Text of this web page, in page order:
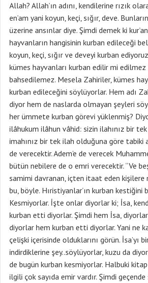
Allah? Allah’ın adını, kendilerine rızık
en’am yani koyun, keçi, sığır, deve.
üzerine ansınlar diye. Şimdi demek ki
hayvanların hangisinin kurban edileceği
koyun, keçi, sığır ve deveyi kurban
kümes hayvanları kurban edilir mi edilmez
bahsedilemez. Mesela Zahiriler, kümes
kurban edileceğini söylüyorlar. Hem adı
diyor hem de naslarda olmayan şeyleri
her ümmete kurban görevi yüklenmiş?
ilâhukum ilâhun vâhid: sizin ilahınız bir tek
imahınız bir tek ilah olduğuna göre tabiki
de verecektir. Adem’e de verecek
bütün nebilere de o emri verecektir. “Ve
samimi davranan, içten itaat eden kişilere
bu, böyle. Hıristiyanlar’ın kurban kestiğini
Kesmiyorlar. İşte onlar diyorlar ki; İsa,
kurban etti diyorlar. Şimdi hem İsa,
diyorlar hem kurban etti diyorlar. Yani ne
çelişki içerisinde olduklarını görün. İsa’yı
indirdiklerine şey..söylüyorlar, kuzu da
de bugün kurban kesmiyorlar. Halbuki
ilgili çok sayıda emir vardır. Şimdi